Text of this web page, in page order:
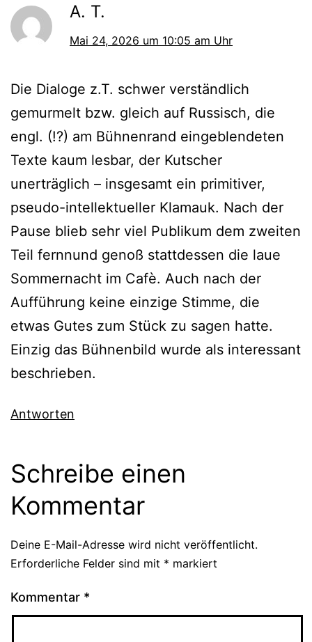
A. T.
Mai 24, 2026 um 10:05 am Uhr
Die Dialoge z.T. schwer verständlich
gemurmelt bzw. gleich auf Russisch, die
engl. (!?) am Bühnenrand eingeblendeten
Texte kaum lesbar, der Kutscher
unerträglich – insgesamt ein primitiver,
pseudo-intellektueller Klamauk. Nach der
Pause blieb sehr viel Publikum dem zweiten
Teil fernnund genoß stattdessen die laue
Sommernacht im Cafè. Auch nach der
Aufführung keine einzige Stimme, die
etwas Gutes zum Stück zu sagen hatte.
Einzig das Bühnenbild wurde als interessant
beschrieben.
Antworten
Schreibe einen
Kommentar
Deine E-Mail-Adresse wird nicht veröffentlicht.
Erforderliche Felder sind mit * markiert
Kommentar *